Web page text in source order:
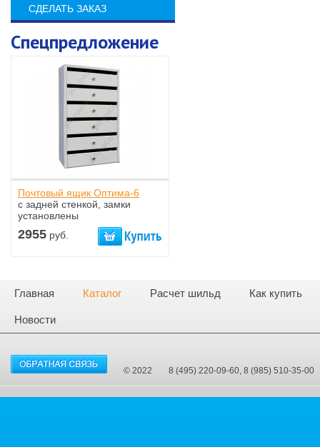
СДЕЛАТЬ ЗАКАЗ
Спецпредложение
Почтовый ящик Оптима-6
с задней стенкой, замки
установлены
2955 руб.
Главная Каталог Расчет шильд Как купить
Новости
© 2022 8 (495) 220-09-60, 8 (985) 510-35-